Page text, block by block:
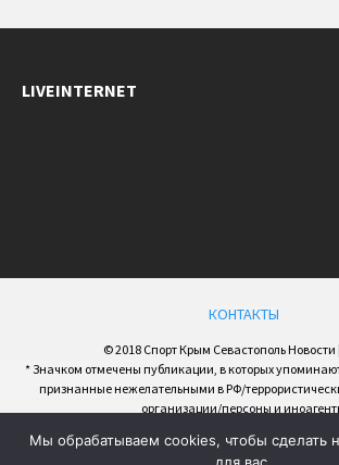
LIVEINTERNET
КОНТАКТЫ
© 2018 Спорт Крым Севастополь Новости
* Значком отмечены публикации, в которых
признанные нежелательными в РФ/
организации/персоны и
Мы обрабатываем cookies, чтобы сделать